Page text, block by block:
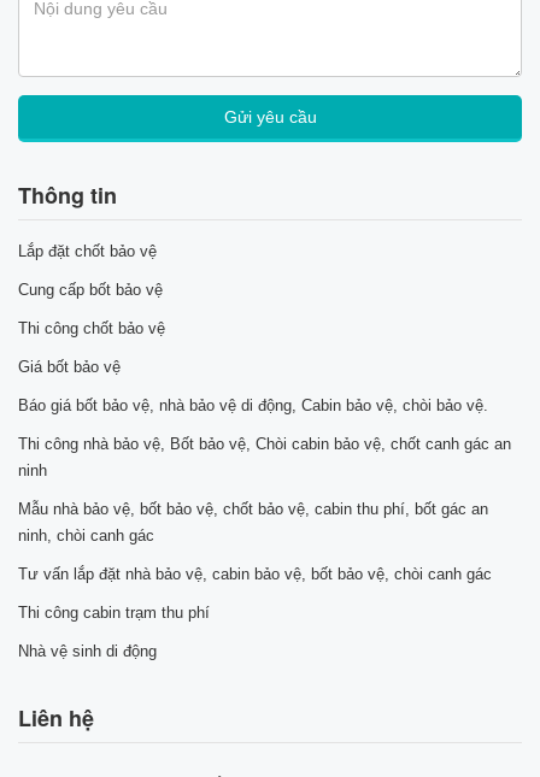
Thông tin
Lắp đặt chốt bảo vệ
Cung cấp bốt bảo vệ
Thi công chốt bảo vệ
Giá bốt bảo vệ
Báo giá bốt bảo vệ, nhà bảo vệ di động, Cabin bảo vệ, chòi bảo vệ.
Thi công nhà bảo vệ, Bốt bảo vệ, Chòi cabin bảo vệ, chốt canh gác an
ninh
Mẫu nhà bảo vệ, bốt bảo vệ, chốt bảo vệ, cabin thu phí, bốt gác an
ninh, chòi canh gác
Tư vấn lắp đặt nhà bảo vệ, cabin bảo vệ, bốt bảo vệ, chòi canh gác
Thi công cabin trạm thu phí
Nhà vệ sinh di động
Liên hệ